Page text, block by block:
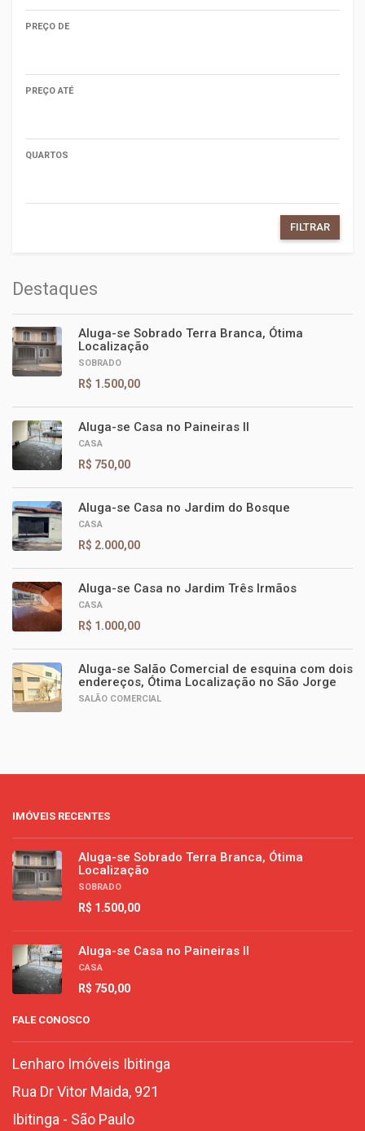
PREÇO DE
PREÇO ATÉ
QUARTOS
FILTRAR
Destaques
Aluga-se Sobrado Terra Branca, Ótima
Localização
SOBRADO
R$ 1.500,00
Aluga-se Casa no Paineiras II
CASA
R$ 750,00
Aluga-se Casa no Jardim do Bosque
CASA
R$ 2.000,00
Aluga-se Casa no Jardim Três Irmãos
CASA
R$ 1.000,00
Aluga-se Salão Comercial de esquina com dois
endereços, Ótima Localização no São Jorge
SALÃO COMERCIAL
IMÓVEIS RECENTES
Aluga-se Sobrado Terra Branca, Ótima
Localização
SOBRADO
R$ 1.500,00
Aluga-se Casa no Paineiras II
CASA
R$ 750,00
FALE CONOSCO
Lenharo Imóveis Ibitinga
Rua Dr Vitor Maida, 921
Ibitinga - São Paulo